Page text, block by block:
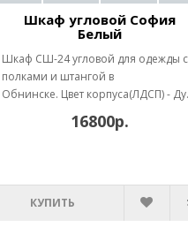
Шкаф угловой София
Белый
Шкаф СШ-24 угловой для одежды с
полками и штангой в
Обнинске. Цвет корпуса(ЛДСП) -
16800р.
КУПИТЬ